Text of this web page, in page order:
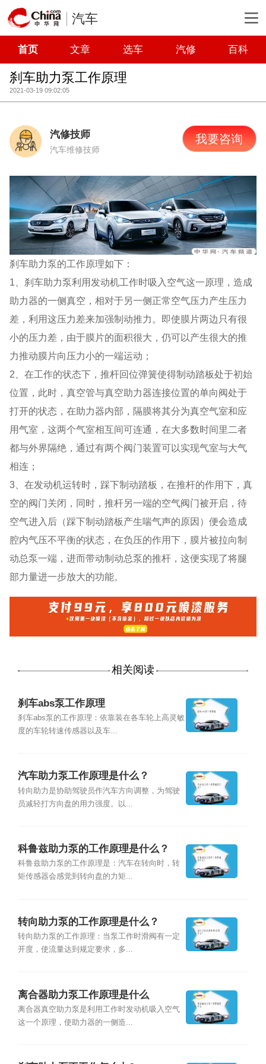
汽车
首页 文章 选车 汽修 百科
刹车助力泵工作原理
2021-03-19 09:02:05
汽修技师
汽车维修技师
我要咨询
刹车助力泵的工作原理如下：
1、刹车助力泵利用发动机工作时吸入空气这一原理，造成
助力器的一侧真空，相对于另一侧正常空气压力产生压力
差，利用这压力差来加强制动推力。即使膜片两边只有很
小的压力差，由于膜片的面积很大，仍可以产生很大的推
力推动膜片向压力小的一端运动；
2、在工作的状态下，推杆回位弹簧使得制动踏板处于初始
位置，此时，真空管与真空助力器连接位置的单向阀处于
打开的状态，在助力器内部，隔膜将其分为真空气室和应
用气室，这两个气室相互间可连通，在大多数时间里二者
都与外界隔绝，通过有两个阀门装置可以实现气室与大气
相连；
3、在发动机运转时，踩下制动踏板，在推杆的作用下，真
空的阀门关闭，同时，推杆另一端的空气阀门被开启，待
空气进入后（踩下制动踏板产生喘气声的原因）便会造成
腔内气压不平衡的状态，在负压的作用下，膜片被拉向制
动总泵一端，进而带动制动总泵的推杆，这便实现了将腿
部力量进一步放大的功能。
相关阅读
刹车abs泵工作原理
刹车abs泵的工作原理：依靠装在各车轮上高灵敏
度的车轮转速传感器以及车...
汽车助力泵工作原理是什么？
转向助力是协助驾驶员作汽车方向调整，为驾驶
员减轻打方向盘的用力强度。以...
科鲁兹助力泵的工作原理是什么？
科鲁兹助力泵的工作原理是：汽车在转向时，转
矩传感器会感觉到转向盘的力矩...
转向助力泵的工作原理是什么？
转向助力泵的工作原理：当泵工作时滑阀有一定
开度，使流量达到规定要求，多...
离合器助力泵工作原理是什么
离合器真空助力泵是利用工作时发动机吸入空气
这一个原理，使助力器的一侧造...